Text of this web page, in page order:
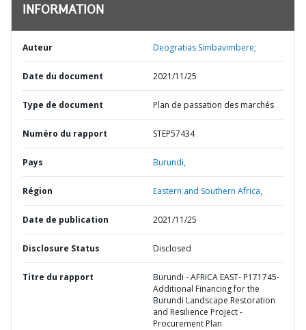
INFORMATION
Auteur Deogratias Simbavimbere;
Date du document 2021/11/25
Type de document Plan de passation des marchés
Numéro du rapport STEP57434
Pays Burundi,
Région Eastern and Southern Africa,
Date de publication 2021/11/25
Disclosure Status Disclosed
Titre du rapport
Burundi - AFRICA EAST- P171745-
Additional Financing for the
Burundi Landscape Restoration
and Resilience Project -
Procurement Plan